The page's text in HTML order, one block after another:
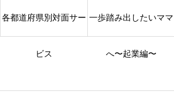
SEARCH
各都道府県別対面サー
ビス
一歩踏み出したいママ
へ〜起業編〜